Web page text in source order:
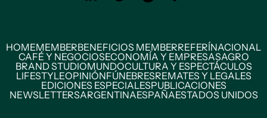
HOMEMEMBERBENEFICIOS MEMBERREFERÍNACIONAL
CAFÉ Y NEGOCIOSECONOMÍA Y EMPRESASAGRO
BRAND STUDIOMUNDOCULTURA Y ESPECTÁCULOS
LIFESTYLEOPINIÓNFÚNEBRESREMATES Y LEGALES
EDICIONES ESPECIALESPUBLICACIONES
NEWSLETTERSARGENTINAESPAÑAESTADOS UNIDOS